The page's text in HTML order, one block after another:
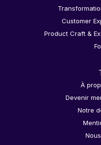
Customer
Product Craft &
À
Devenir
Notre